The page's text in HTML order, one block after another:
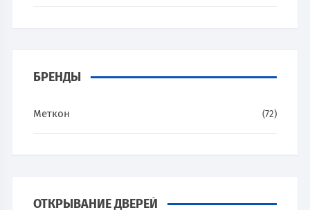
БРЕНДЫ
Меткон (72)
ОТКРЫВАНИЕ ДВЕРЕЙ